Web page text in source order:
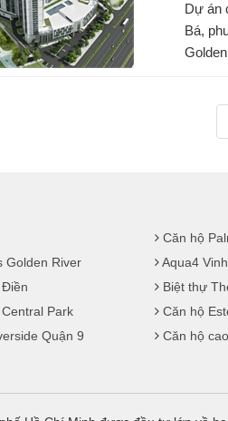
Dự án
Bá,
Căn hộ
Golden River Aqua4
Biệt thự
Park Căn hộ
Quận 9 Căn hộ